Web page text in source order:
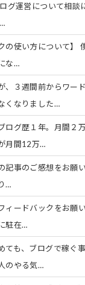
グ運営について相談
の使い方について】
な…
、３週間前からワー
くなりました…
ログ歴１年。月間２
月間12万…
事のご感想をお願
…
ィードバックをお願
駐在…
ても、ブログで稼ぐ
のやる気…